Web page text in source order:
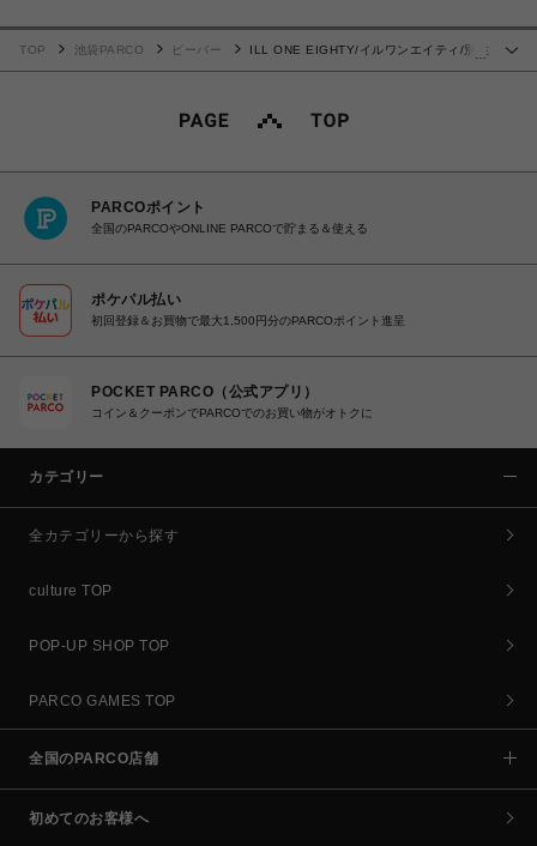
TOP 池袋PARCO ビーバー
ILL ONE EIGHTY/イルワンエイティ/別注
PARCOポイント
全国のPARCOやONLINE PARCOで貯まる＆使える
ポケパル払い
初回登録＆お買物で最大1,500円分のPARCOポイント進呈
POCKET PARCO（公式アプリ）
コイン＆クーポンでPARCOでのお買い物がオトクに
カテゴリー
全カテゴリーから探す
culture TOP
POP-UP SHOP TOP
PARCO GAMES TOP
全国のPARCO店舗
初めてのお客様へ